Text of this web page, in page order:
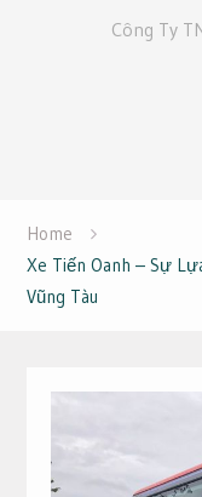
Công Ty
Home
Xe Tiến Oanh – Sự
Vũng Tàu